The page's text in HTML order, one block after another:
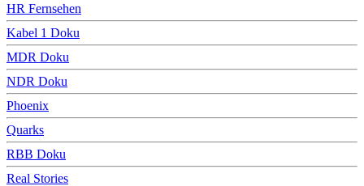
HR Fernsehen
Kabel 1 Doku
MDR Doku
NDR Doku
Phoenix
Quarks
RBB Doku
Real Stories